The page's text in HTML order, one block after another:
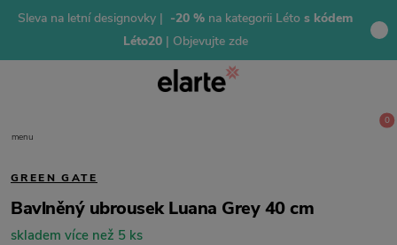
Sleva na letní designovky | -20 % na kategorii Léto s kódem
Léto20 | Objevujte zde
menu
0
GREEN GATE
Bavlněný ubrousek Luana Grey 40 cm
skladem více než 5 ks